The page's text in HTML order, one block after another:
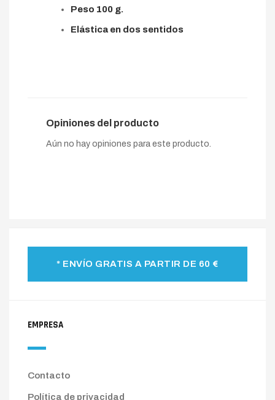
Peso 100 g.
Elástica en dos sentidos
Opiniones del producto
Aún no hay opiniones para este producto.
* ENVÍO GRATIS A PARTIR DE 60 €
EMPRESA
Contacto
Política de privacidad